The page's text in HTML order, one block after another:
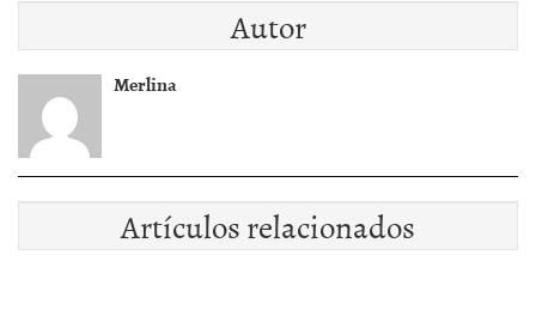
Autor
Merlina
Artículos relacionados